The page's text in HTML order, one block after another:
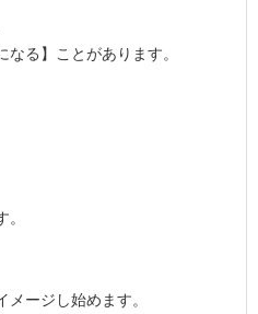
る】ことがあります。
ージし始めます。